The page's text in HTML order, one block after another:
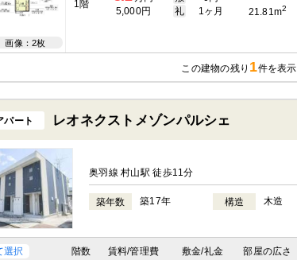
画像：2枚
1階
5,000円
礼
1ヶ月 21.81m2
この建物の残り 1件を表示
パート レオネクストメゾンパルシェ
奥羽線 村山駅 徒歩11分
築年数 築17年 構造 木造
選択 階数 賃料/管理費 敷金/礼金 部屋の広さ